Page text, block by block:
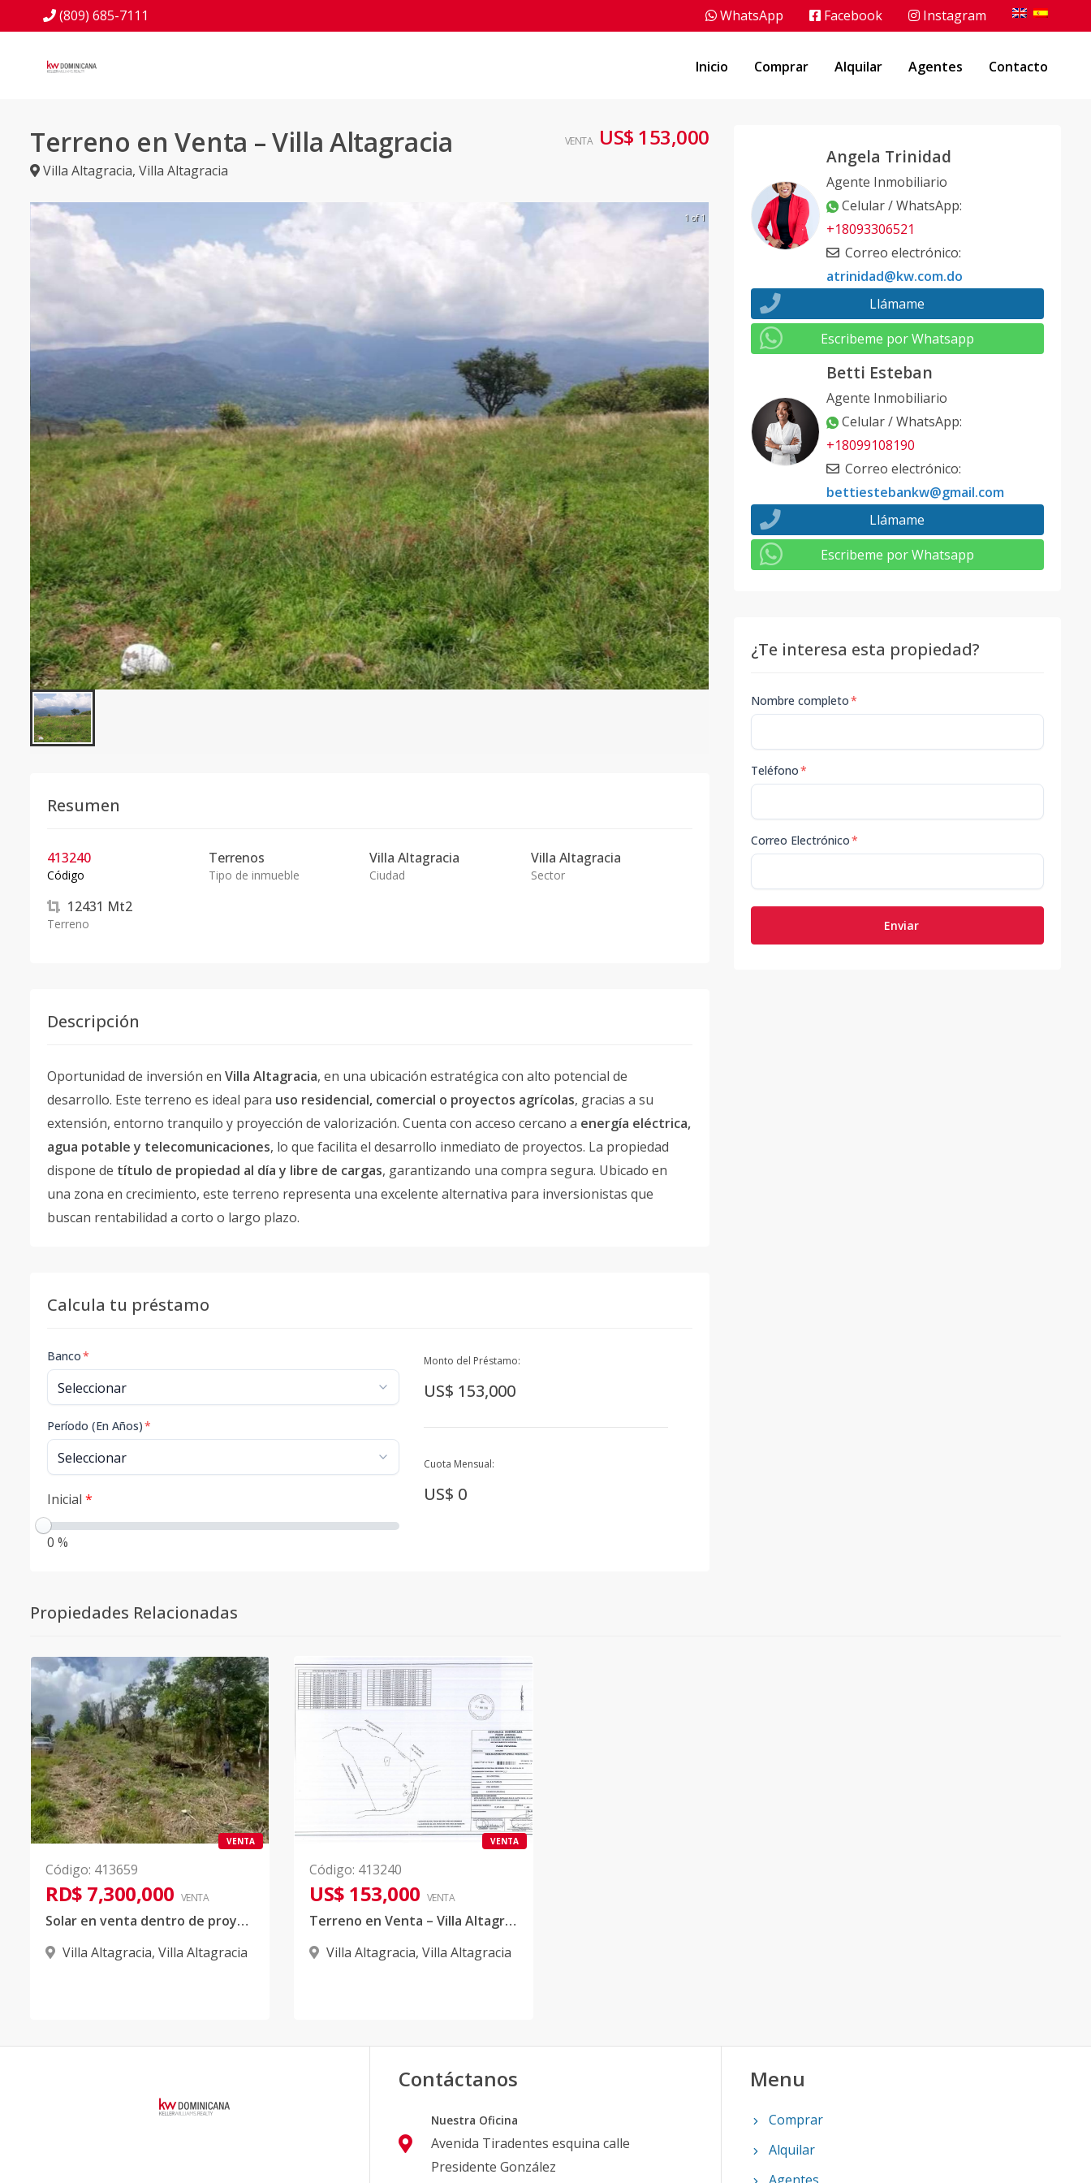
(809) 685-7111 WhatsApp Facebook Instagram
Inicio Comprar Alquilar Agentes Contacto
Terreno en Venta – Villa Altagracia
Villa Altagracia, Villa Altagracia
VENTA US$ 153,000
1 of 1
Resumen
413240
Código
Terrenos
Tipo de inmueble
Villa Altagracia
Ciudad
Villa Altagracia
Sector
12431 Mt2
Terreno
Descripción
Oportunidad de inversión en Villa Altagracia, en una ubicación estratégica con alto potencial de
desarrollo. Este terreno es ideal para uso residencial, comercial o proyectos agrícolas, gracias a su
extensión, entorno tranquilo y proyección de valorización. Cuenta con acceso cercano a energía eléctrica,
agua potable y telecomunicaciones, lo que facilita el desarrollo inmediato de proyectos. La propiedad
dispone de título de propiedad al día y libre de cargas, garantizando una compra segura. Ubicado en
una zona en crecimiento, este terreno representa una excelente alternativa para inversionistas que
buscan rentabilidad a corto o largo plazo.
Calcula tu préstamo
Banco*
Período (En Años)*
Inicial *
0 %
Monto del Préstamo:
US$ 153,000
Cuota Mensual:
US$ 0
Angela Trinidad
Agente Inmobiliario
Celular / WhatsApp:
+18093306521
Correo electrónico:
atrinidad@kw.com.do
Llámame
Escribeme por Whatsapp
Betti Esteban
Agente Inmobiliario
Celular / WhatsApp:
+18099108190
Correo electrónico:
bettiestebankw@gmail.com
Llámame
Escribeme por Whatsapp
¿Te interesa esta propiedad?
Nombre completo*
Teléfono*
Correo Electrónico*
Enviar
Propiedades Relacionadas
VENTA
Código: 413659
RD$ 7,300,000 VENTA
Solar en venta dentro de proyecto en Villa Altagracia
Villa Altagracia, Villa Altagracia
VENTA
Código: 413240
US$ 153,000 VENTA
Terreno en Venta – Villa Altagracia
Villa Altagracia, Villa Altagracia
Contáctanos
Nuestra Oficina
Avenida Tiradentes esquina calle
Presidente González
Menu
Comprar
Alquilar